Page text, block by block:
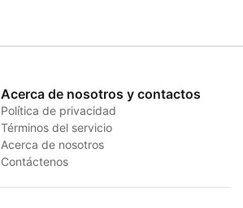
Acerca de nosotros y contactos
Política de privacidad
Términos del servicio
Acerca de nosotros
Contáctenos